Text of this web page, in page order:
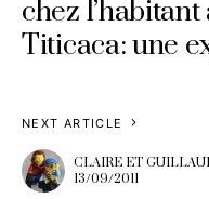
chez
Titicaca: une
NEXT ARTICLE
CLAIRE ET
13/09/2011